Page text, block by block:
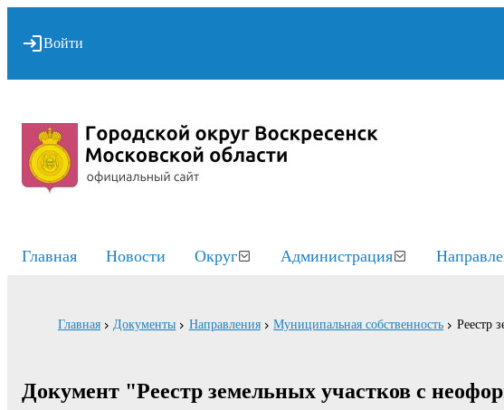
Войти
Главная Новости Округ Администрация
Главная Документы Направления Муниципальная собственность Реестр
Документ "Реестр земельных участков с